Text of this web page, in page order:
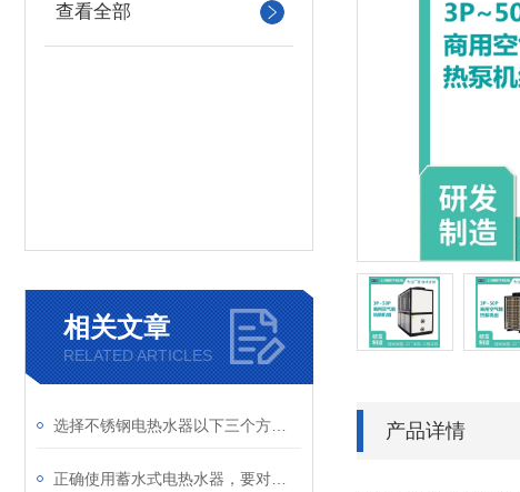
查看全部
相关文章
RELATED ARTICLES
产品详情